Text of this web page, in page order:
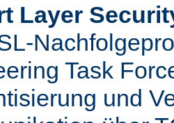
Layer
Task
und